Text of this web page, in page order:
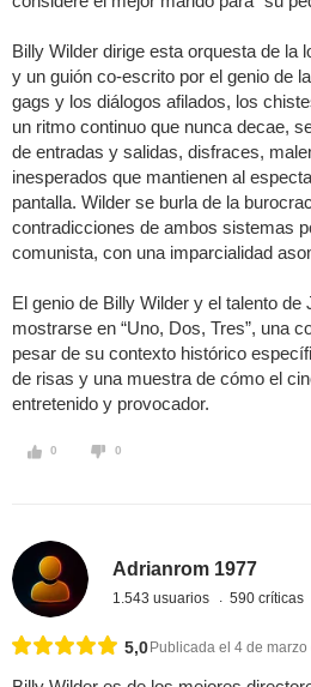
Billy Wilder dirige esta orquesta de la
y un guión co-escrito por el genio de
gags y los diálogos afilados, los
un ritmo continuo que nunca decae,
de entradas y salidas, disfraces,
inesperados que mantienen al
pantalla. Wilder se burla de la
contradicciones de ambos sistemas
comunista, con una imparcialidad
El genio de Billy Wilder y el talento
mostrarse en “Uno, Dos, Tres”, una
pesar de su contexto histórico
de risas y una muestra de cómo el
entretenido y provocador.
0 0
Adrianrom 1977
1.543 usuarios 590 críticas
5,0 Publicada el 4 de marzo